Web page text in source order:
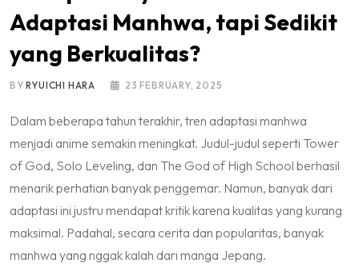
Adaptasi Manhwa, tapi Sedikit
yang Berkualitas?
BYRYUICHI HARA 23 FEBRUARY, 2025
Dalam beberapa tahun terakhir, tren adaptasi manhwa
menjadi anime semakin meningkat. Judul-judul seperti Tower
of God, Solo Leveling, dan The God of High School berhasil
menarik perhatian banyak penggemar. Namun, banyak dari
adaptasi ini justru mendapat kritik karena kualitas yang kurang
maksimal. Padahal, secara cerita dan popularitas, banyak
manhwa yang nggak kalah dari manga Jepang.